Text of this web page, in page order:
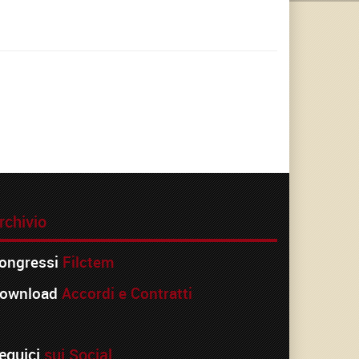
Filctem
Accordi e Contratti
sui Social